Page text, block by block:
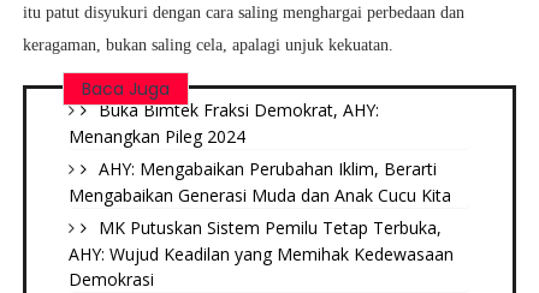
itu patut disyukuri dengan cara saling menghargai perbedaan dan
keragaman, bukan saling cela, apalagi unjuk kekuatan.
Baca Juga
Buka Bimtek Fraksi Demokrat, AHY:
Menangkan Pileg 2024
AHY: Mengabaikan Perubahan Iklim, Berarti
Mengabaikan Generasi Muda dan Anak Cucu Kita
MK Putuskan Sistem Pemilu Tetap Terbuka,
AHY: Wujud Keadilan yang Memihak Kedewasaan
Demokrasi